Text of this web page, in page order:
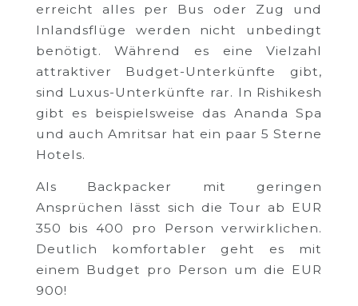
erreicht alles per Bus oder Zug und
Inlandsflüge werden nicht unbedingt
benötigt. Während es eine Vielzahl
attraktiver Budget-Unterkünfte gibt,
sind Luxus-Unterkünfte rar. In Rishikesh
gibt es beispielsweise das Ananda Spa
und auch Amritsar hat ein paar 5 Sterne
Hotels.
Als Backpacker mit geringen
Ansprüchen lässt sich die Tour ab EUR
350 bis 400 pro Person verwirklichen.
Deutlich komfortabler geht es mit
einem Budget pro Person um die EUR
900!